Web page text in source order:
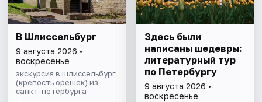
В Шлиссельбург
9 августа 2026 •
воскресенье
экскурсия в шлиссельбург
(крепость орешек) из
санкт-петербурга
Здесь были
написаны шедевры:
литературный тур
по Петербургу
9 августа 2026 •
воскресенье